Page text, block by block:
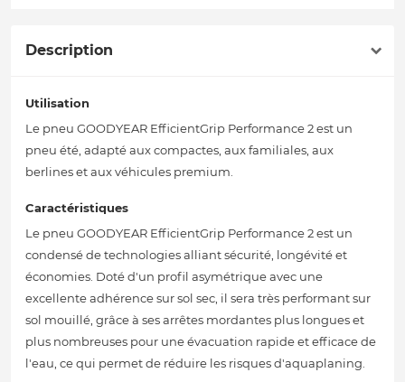
Description
Utilisation
Le pneu GOODYEAR EfficientGrip Performance 2 est un
pneu été, adapté aux compactes, aux familiales, aux
berlines et aux véhicules premium.
Caractéristiques
Le pneu GOODYEAR EfficientGrip Performance 2 est un
condensé de technologies alliant sécurité, longévité et
économies. Doté d'un profil asymétrique avec une
excellente adhérence sur sol sec, il sera très performant sur
sol mouillé, grâce à ses arrêtes mordantes plus longues et
plus nombreuses pour une évacuation rapide et efficace de
l'eau, ce qui permet de réduire les risques d'aquaplaning.